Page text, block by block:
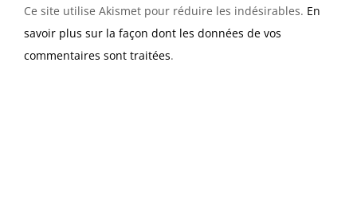
Ce site utilise Akismet pour réduire les indésirables. En
savoir plus sur la façon dont les données de vos
commentaires sont traitées.